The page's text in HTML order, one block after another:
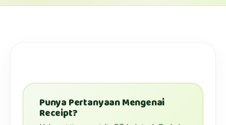
Punya Pertanyaan Mengenai
Receipt?